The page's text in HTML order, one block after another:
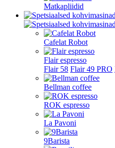
Matkapliidid
Cafelat Robot
Flair espresso
Flair 58 Flair 49 PRO
Bellman coffee
ROK espresso
La Pavoni
9Barista